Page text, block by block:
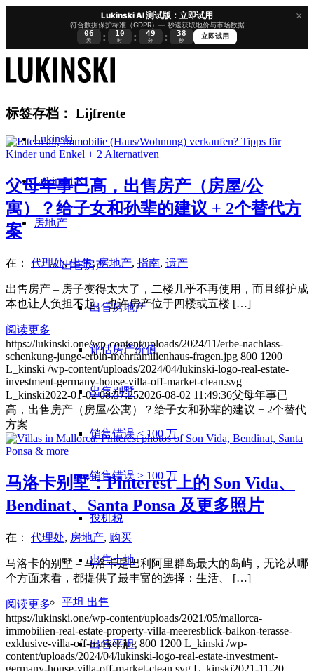
×
Lukinski AI 测试版：立即试用
符合数据保护标准（GDPR）— 秒速获取地价与市场数据
06
天 : 10
时 : 49
分 : 38
秒
立即试用
Lukinski
Lukinski KI
房地产
出售房产
出售房地产
评估房产价值
出售别墅
销售错误 < 100 万
销售错误 > 100 万
投机税
出售土地
平坦 出售
出售平坦
标签存档： Lijfrente
父母年事已高，出售房产（房屋/公
寓）？给子女和孙辈的建议 + 2个替代方
案
在： 代理处,出售,房地产, 指南, 遗产
出售房产 – 房子变得太大了，二楼几乎不再使用，而且维护成
本也让人负担不起。也许房产位于四楼或五楼 […]
阅读更多
https://lukinski.one/wp-content/uploads/2024/11/erbe-nachlass-
schenkung-junge-erbin-mehrfamilienhaus-fragen.jpg 800 1200
L_kinski /wp-content/uploads/2024/04/lukinski-logo-real-estate-
investment-germany-house-villa-off-market-clean.svg
L_kinski2022-01-02 08:57:252026-08-02 11:49:36父母年事已
高，出售房产（房屋/公寓）？给子女和孙辈的建议 + 2个替代
方案
马洛卡别墅：Pinterest 上的 Son Vida、
Bendinat、Santa Ponsa 及更多照片
在： 代理处, 房地产, 购买
马洛卡的别墅 – 马洛卡是巴利阿里群岛最大的岛屿，无论从哪
个方面来看，都提供了最丰富的选择：生活、 […]
阅读更多
https://lukinski.one/wp-content/uploads/2021/05/mallorca-
immobilien-real-estate-property-villa-meeresblick-balkon-terasse-
exklusive-villa-off-market.jpg 800 1200 L_kinski /wp-
content/uploads/2024/04/lukinski-logo-real-estate-investment-
germany-house-villa-off-market-clean.svg L_kinski2021-11-20